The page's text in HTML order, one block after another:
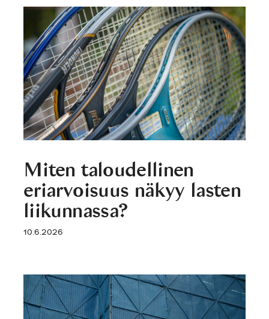
Miten taloudellinen
eriarvoisuus näkyy lasten
liikunnassa?
10.6.2026